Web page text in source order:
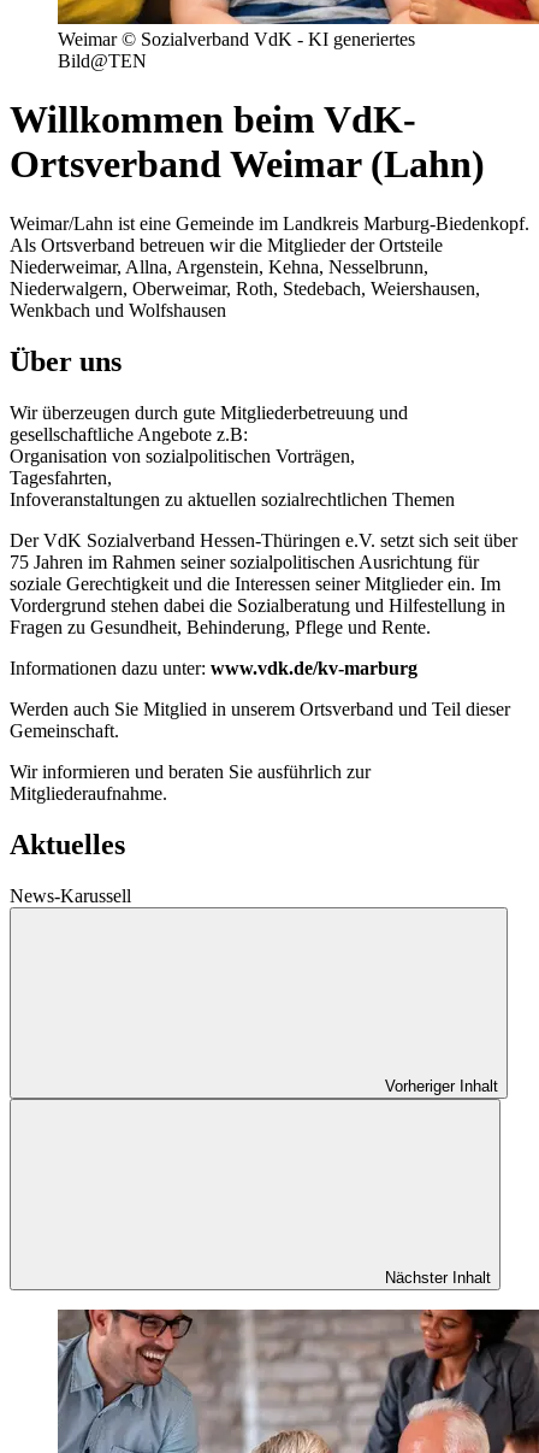
Weimar © Sozialverband VdK - KI generiertes
Bild@TEN
Willkommen beim VdK-
Ortsverband Weimar (Lahn)
Weimar/Lahn ist eine Gemeinde im Landkreis Marburg-Biedenkopf.
Als Ortsverband betreuen wir die Mitglieder der Ortsteile
Niederweimar, Allna, Argenstein, Kehna, Nesselbrunn,
Niederwalgern, Oberweimar, Roth, Stedebach, Weiershausen,
Wenkbach und Wolfshausen
Über uns
Wir überzeugen durch gute Mitgliederbetreuung und
gesellschaftliche Angebote z.B:
Organisation von sozialpolitischen Vorträgen,
Tagesfahrten,
Infoveranstaltungen zu aktuellen sozialrechtlichen Themen
Der VdK Sozialverband Hessen-Thüringen e.V. setzt sich seit über
75 Jahren im Rahmen seiner sozialpolitischen Ausrichtung für
soziale Gerechtigkeit und die Interessen seiner Mitglieder ein. Im
Vordergrund stehen dabei die Sozialberatung und Hilfestellung in
Fragen zu Gesundheit, Behinderung, Pflege und Rente.
Informationen dazu unter: www.vdk.de/kv-marburg
Werden auch Sie Mitglied in unserem Ortsverband und Teil dieser
Gemeinschaft.
Wir informieren und beraten Sie ausführlich zur
Mitgliederaufnahme.
Aktuelles
News-Karussell
Vorheriger Inhalt
Nächster Inhalt